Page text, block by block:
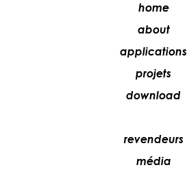
home
about
applications
projets
download
revendeurs
média